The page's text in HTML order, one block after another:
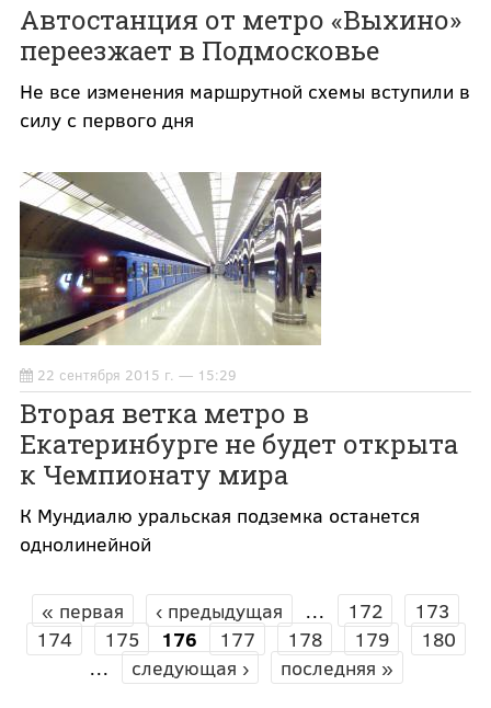
Автостанция от метро «Выхино»
переезжает в Подмосковье
Не все изменения маршрутной схемы вступили в
силу с первого дня
22 сентября 2015 г. — 15:29
Вторая ветка метро в
Екатеринбурге не будет открыта
к Чемпионату мира
К Мундиалю уральская подземка останется
однолинейной
СТРАНИЦЫ
« первая ‹ предыдущая … 172
173
174
175 176 177 178 179
180
…
следующая › последняя »